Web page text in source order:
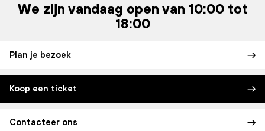
We zijn vandaag open van 10:00 tot
18:00
Plan je bezoek
Koop een ticket
Contacteer ons